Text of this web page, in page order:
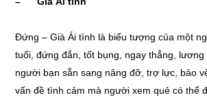
Đứng – Già Ái tình là biểu tượng của một
tuổi, đứng đắn, tốt bụng, ngay thẳng,
người bạn sẵn sang nâng đỡ, trợ lực, bảo
vấn đề tình cảm mà người xem quẻ có thể